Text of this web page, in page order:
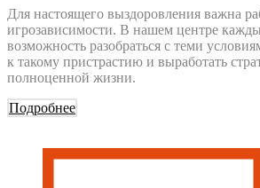
Для настоящего выздоровления важна
игрозависимости. В нашем центре
возможность разобраться с теми
к такому пристрастию и выработать
полноценной жизни.
Подробнее